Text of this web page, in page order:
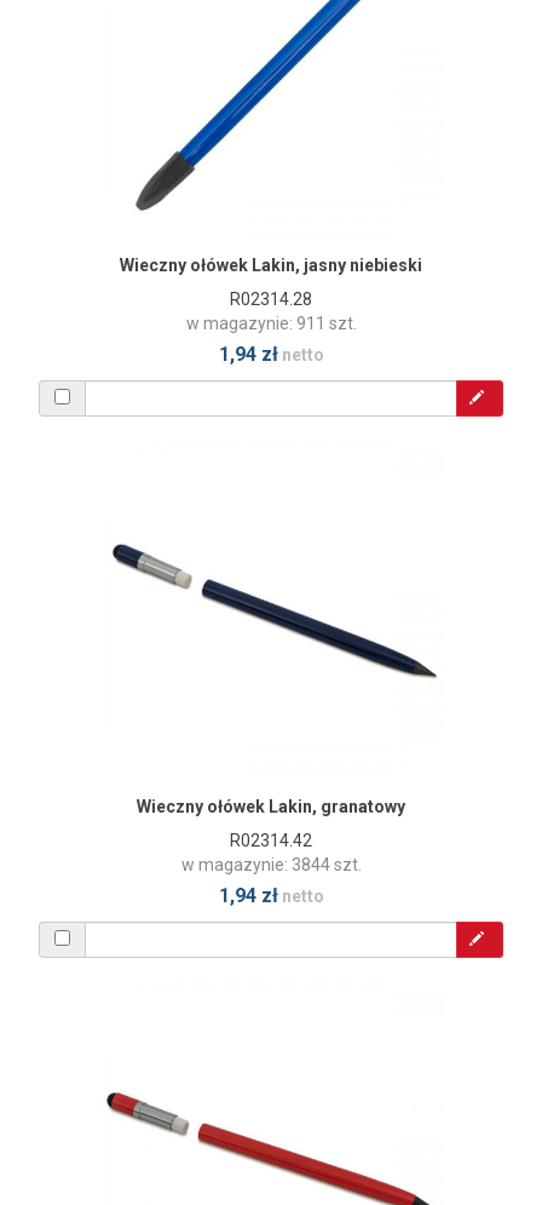
Wieczny ołówek Lakin, jasny niebieski
R02314.28
w magazynie: 911 szt.
1,94 złnetto
Wieczny ołówek Lakin, granatowy
R02314.42
w magazynie: 3844 szt.
1,94 złnetto